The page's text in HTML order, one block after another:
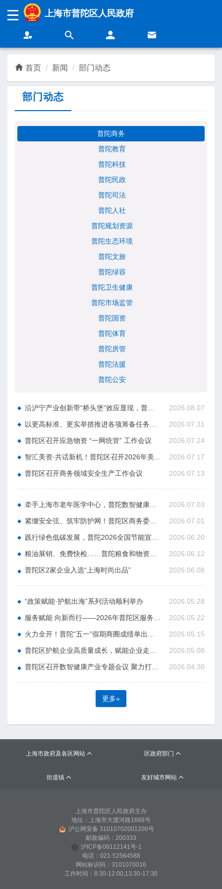
无障碍操作说明
上海城市精神：
领导
上海市普陀区人民政府
首页 新闻 部门动态
部门动态
普陀商务
普陀教育
普陀科技
普陀民政
普陀司法
普陀人社
普陀规划资源
普陀生态环境
普陀文旅
普陀绿容
普陀卫生健康
普陀市场监管
普陀国资
普陀体育
普陀房管
普陀法援
普陀公安
2026.08.07
2026.07.31
普陀区召开应急物资 “一网统管” 工作会议 2026.07.24
2026.07.17
普陀区召开商务领域安全生产工作会议 2026.07.13
2026.07.03
2026.07.01
2026.06.20
2026.06.12
普陀区2家企业入选“上海时尚出品” 2026.06.08
“政策赋能·护航出海”系列活动顺利举办 2026.05.28
2026.05.22
2026.05.15
2026.05.08
2026.04.30
更多»
上海市政府及各区网站  区政府部门 
街道镇  友好城市网站 
上海市普陀区人民政府主办
地址：上海市大渡河路1668号
沪公网安备 31010702001200号
邮政编码：200333
沪ICP备08112141号-1
电话：021-52564588
网站标识码：3101070016
工作时间：8:30-12:00,13:30-17:30